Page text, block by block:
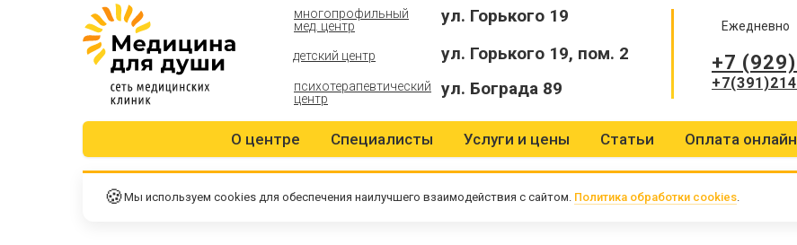
+7
Ежедневно
ул. Горького 19
ул. Горького 19, пом. 2
ул. Бограда 89
психотерапевтический
центр
многопрофильный
мед. центр
детский центр
О центре Специалисты Услуги и цены Статьи Оплата онлайн
🍪Мы используем cookies для обеспечения наилучшего взаимодействия с сайтом. Политика обработки cookies.